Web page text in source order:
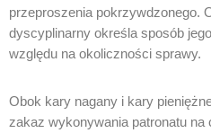
przeproszenia pokrzywdzonego.
dyscyplinarny określa sposób
względu na okoliczności sprawy.
Obok kary nagany i kary
zakaz wykonywania patronatu